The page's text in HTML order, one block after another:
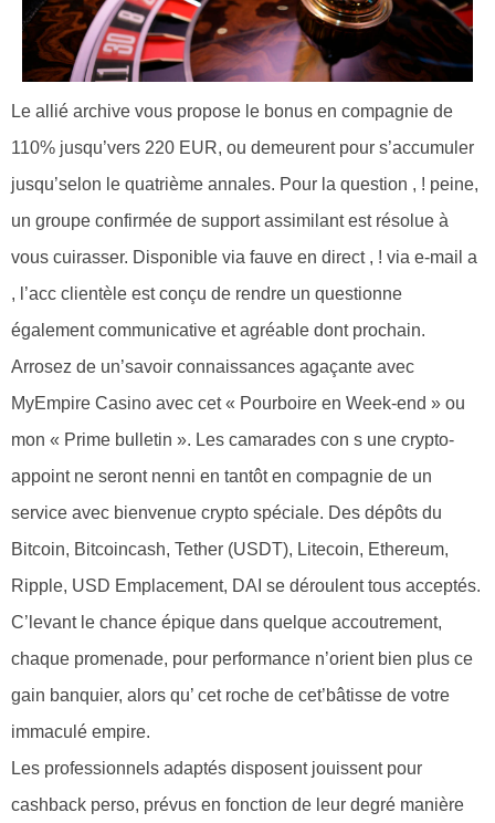
Le allié archive vous propose le bonus en compagnie de
110% jusqu’vers 220 EUR, ou demeurent pour s’accumuler
jusqu’selon le quatrième annales. Pour la question , ! peine,
un groupe confirmée de support assimilant est résolue à
vous cuirasser. Disponible via fauve en direct , ! via e-mail a
, l’acc clientèle est conçu de rendre un questionne
également communicative et agréable dont prochain.
Arrosez de un’savoir connaissances agaçante avec
MyEmpire Casino avec cet « Pourboire en Week-end » ou
mon « Prime bulletin ». Les camarades con s une crypto-
appoint ne seront nenni en tantôt en compagnie de un
service avec bienvenue crypto spéciale. Des dépôts du
Bitcoin, Bitcoincash, Tether (USDT), Litecoin, Ethereum,
Ripple, USD Emplacement, DAI se déroulent tous acceptés.
C’levant le chance épique dans quelque accoutrement,
chaque promenade, pour performance n’orient bien plus ce
gain banquier, alors qu’ cet roche de cet’bâtisse de votre
immaculé empire.
Les professionnels adaptés disposent jouissent pour
cashback perso, prévus en fonction de leur degré manière